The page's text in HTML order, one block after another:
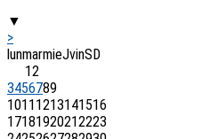
▼
>
lunmarmieJvinS D
12
3456789
1011 1213141516
17181920212223